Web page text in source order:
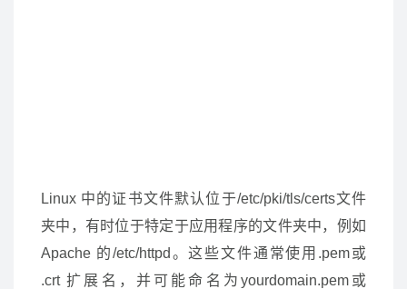
Linux 中的证书文件默认位于/etc/pki/tls/certs文件
夹中，有时位于特定于应用程序的文件夹中，例如
Apache 的/etc/httpd。这些文件通常使用.pem或
.crt 扩展名，并可能命名为yourdomain.pem或